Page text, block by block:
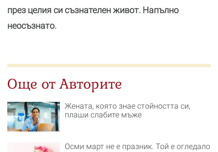
през целия си съзнателен живот. Напълно
неосъзнато.
Още от Авторите
Жената, която знае стойността си,
плаши слабите мъже
Осми март не е празник. Той е огледало